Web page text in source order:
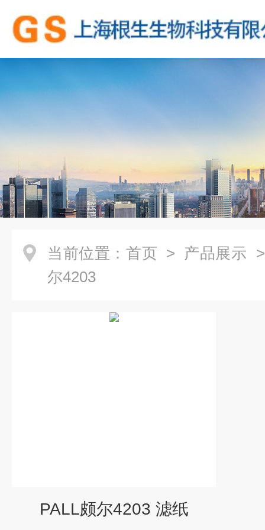
当前位置： 首页 > 产品展示
尔4203
PALL颇尔4203 滤纸